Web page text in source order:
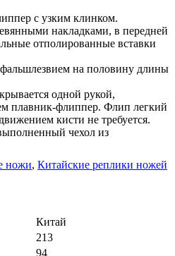
с узким клинком.
накладками, в передней
отполированные вставки
на половину длины
одной рукой,
плавник-флиппер. Флип легкий
кисти не требуется.
чехол из
ножи, Китайские реплики ножей
Китай
213
94